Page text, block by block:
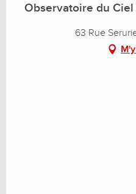
Observatoire du Ciel
63 Rue